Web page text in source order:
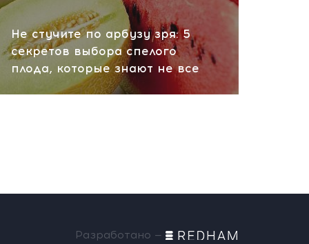
Не стучите по арбузу зря: 5
секретов выбора спелого
плода, которые знают не все
Разработано —